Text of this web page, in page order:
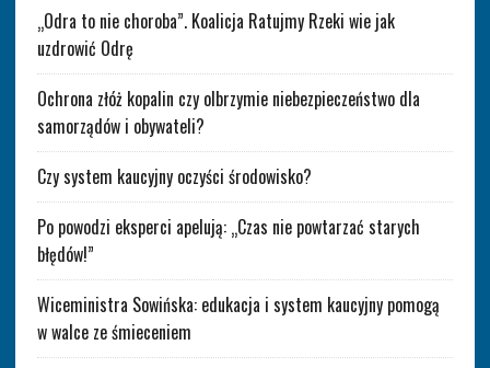
„Odra to nie choroba”. Koalicja Ratujmy Rzeki wie jak
uzdrowić Odrę
Ochrona złóż kopalin czy olbrzymie niebezpieczeństwo dla
samorządów i obywateli?
Czy system kaucyjny oczyści środowisko?
Po powodzi eksperci apelują: „Czas nie powtarzać starych
błędów!”
Wiceministra Sowińska: edukacja i system kaucyjny pomogą
w walce ze śmieceniem